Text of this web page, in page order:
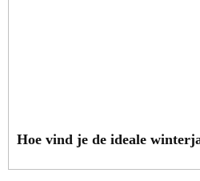
Hoe vind je de ideale